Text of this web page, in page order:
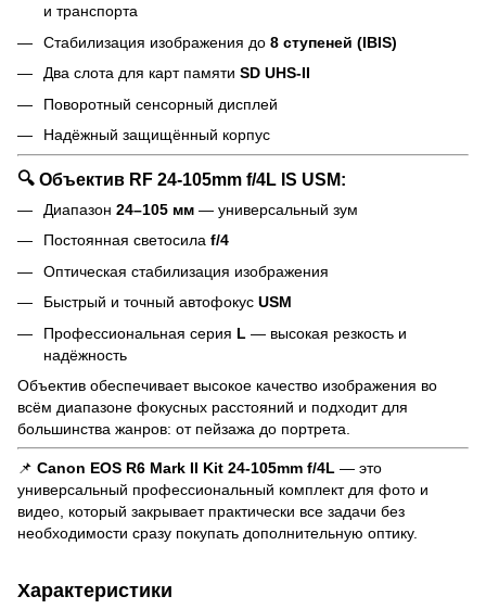
и транспорта
Стабилизация изображения до 8 ступеней (IBIS)
Два слота для карт памяти SD UHS-II
Поворотный сенсорный дисплей
Надёжный защищённый корпус
🔍 Объектив RF 24-105mm f/4L IS USM:
Диапазон 24–105 мм — универсальный зум
Постоянная светосила f/4
Оптическая стабилизация изображения
Быстрый и точный автофокус USM
Профессиональная серия L — высокая резкость и
надёжность
Объектив обеспечивает высокое качество изображения во
всём диапазоне фокусных расстояний и подходит для
большинства жанров: от пейзажа до портрета.
📌 Canon EOS R6 Mark II Kit 24-105mm f/4L — это
универсальный профессиональный комплект для фото и
видео, который закрывает практически все задачи без
необходимости сразу покупать дополнительную оптику.
Характеристики